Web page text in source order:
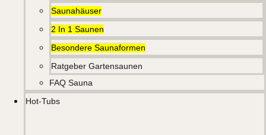
Saunahäuser
2 In 1 Saunen
Besondere Saunaformen
Ratgeber Gartensaunen
FAQ Sauna
Hot-Tubs